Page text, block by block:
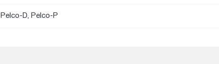
Pelco-D, Pelco-P